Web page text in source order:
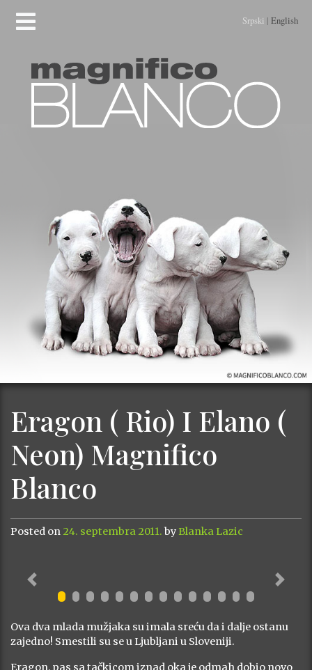
Srpski | English
Eragon ( Rio) I Elano (
Neon) Magnifico
Blanco
Posted on 24. septembra 2011. by Blanka Lazic
Previous Next
Ova dva mlada mužjaka su imala sreću da i dalje ostanu
zajedno! Smestili su se u Ljubljani u Sloveniji.
Eragon, pas sa tačkicom iznad oka je odmah dobio novo